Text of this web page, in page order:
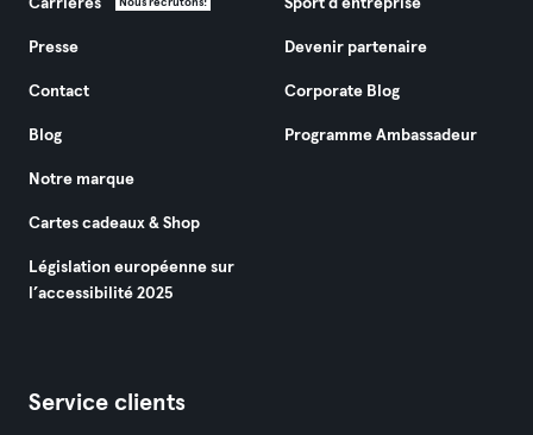
Carrières Nous recrutons!
Presse
Contact
Blog
Notre marque
Cartes cadeaux & Shop
Législation européenne sur
l’accessibilité 2025
Sport d'entreprise
Devenir partenaire
Corporate Blog
Programme Ambassadeur
Service clients